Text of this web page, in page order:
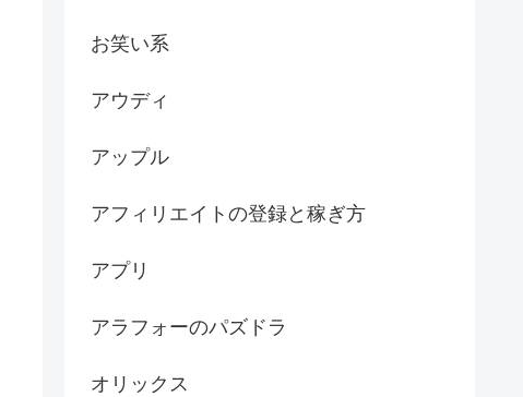
お笑い系
アウディ
アップル
アフィリエイトの登録と稼ぎ方
アプリ
アラフォーのパズドラ
オリックス